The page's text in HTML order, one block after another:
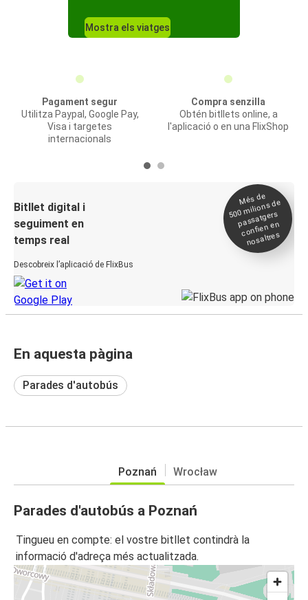
Mostra els viatges
Pagament segur
Utilitza Paypal, Google Pay,
Visa i targetes
internacionals
Compra senzilla
Obtén bitllets online, a
l'aplicació o en una FlixShop
Bitllet digital i
seguiment en
temps real
Descobreix l’aplicació de FlixBus
Més de
500
milions de
passatgers
confien en
nosaltres
En aquesta pàgina
Parades d'autobús
Poznań Wrocław
Parades d'autobús a Poznań
Tingueu en compte: el vostre bitllet contindrà la
informació d'adreça més actualitzada.